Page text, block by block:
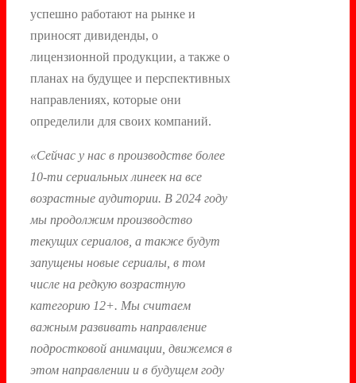
успешно работают на рынке и
приносят дивиденды, о
лицензионной продукции, а также о
планах на будущее и перспективных
направлениях, которые они
определили для своих компаний.
«Сейчас у нас в производстве более
10-ти сериальных линеек на все
возрастные аудитории. В 2024 году
мы продолжим производство
текущих сериалов, а также будут
запущены новые сериалы, в том
числе на редкую возрастную
категорию 12+. Мы считаем
важным развивать направление
подростковой анимации, движемся в
этом направлении и в будущем году